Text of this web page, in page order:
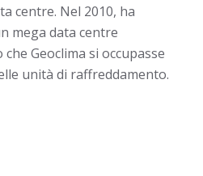
centre. Nel 2010, ha
mega data centre
Geoclima si occupasse
unità di raffreddamento.